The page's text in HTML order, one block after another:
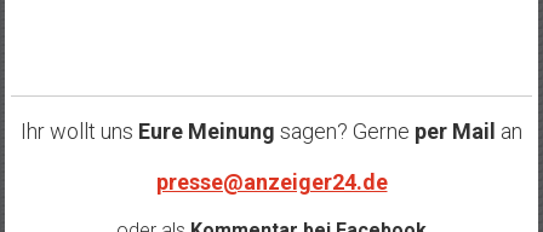
Ihr wollt uns Eure Meinung sagen? Gerne per Mail an
presse@anzeiger24.de